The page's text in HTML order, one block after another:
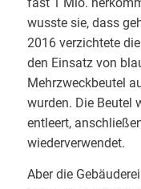
fast 1 Mio.
wusste sie, dass
2016 verzichtete
den Einsatz von
Mehrzweckbeutel
wurden. Die Beutel
entleert,
wiederverwendet.
Aber die